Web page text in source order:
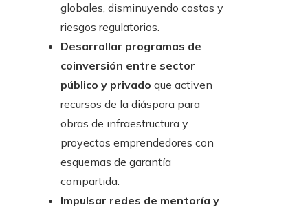
globales, disminuyendo costos y
riesgos regulatorios.
Desarrollar programas de
coinversión entre sector
público y privado que activen
recursos de la diáspora para
obras de infraestructura y
proyectos emprendedores con
esquemas de garantía
compartida.
Impulsar redes de mentoría y